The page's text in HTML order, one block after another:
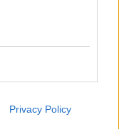
Privacy Policy
utódja a Red